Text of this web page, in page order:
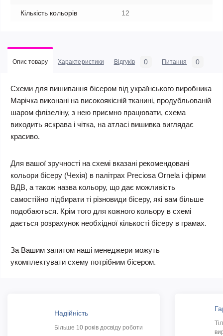
Кількість кольорів 12
Опис товару Характеристики Відгуків 0 Питання 0
Схеми для вишивання бісером від українського виробника
Марічка виконані на високоякісній тканині, продубльованій
шаром флізеліну, з нею приємно працювати, схема
виходить яскрава і чітка, на атласі вишивка виглядає
красиво.
Для вашої зручності на схемі вказані рекомендовані
кольори бісеру (Чехія) в палітрах Preciosa Ornela і фірми
ВДВ, а також назва кольору, що дає можливість
самостійно підбирати ті різновиди бісеру, які вам більше
подобаються. Крім того для кожного кольору в схемі
дається розрахунок необхідної кількості бісеру в грамах.
За Вашим запитом наші менеджери можуть
укомплектувати схему потрібним бісером.
Надійність
Більше 10 років досвіду роботи